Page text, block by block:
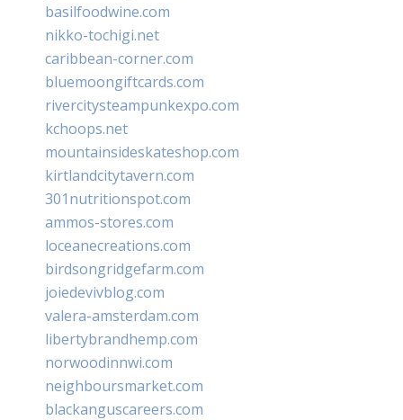
basilfoodwine.com
nikko-tochigi.net
caribbean-corner.com
bluemoongiftcards.com
rivercitysteampunkexpo.com
kchoops.net
mountainsideskateshop.com
kirtlandcitytavern.com
301nutritionspot.com
ammos-stores.com
loceanecreations.com
birdsongridgefarm.com
joiedevivblog.com
valera-amsterdam.com
libertybrandhemp.com
norwoodinnwi.com
neighboursmarket.com
blackanguscareers.com